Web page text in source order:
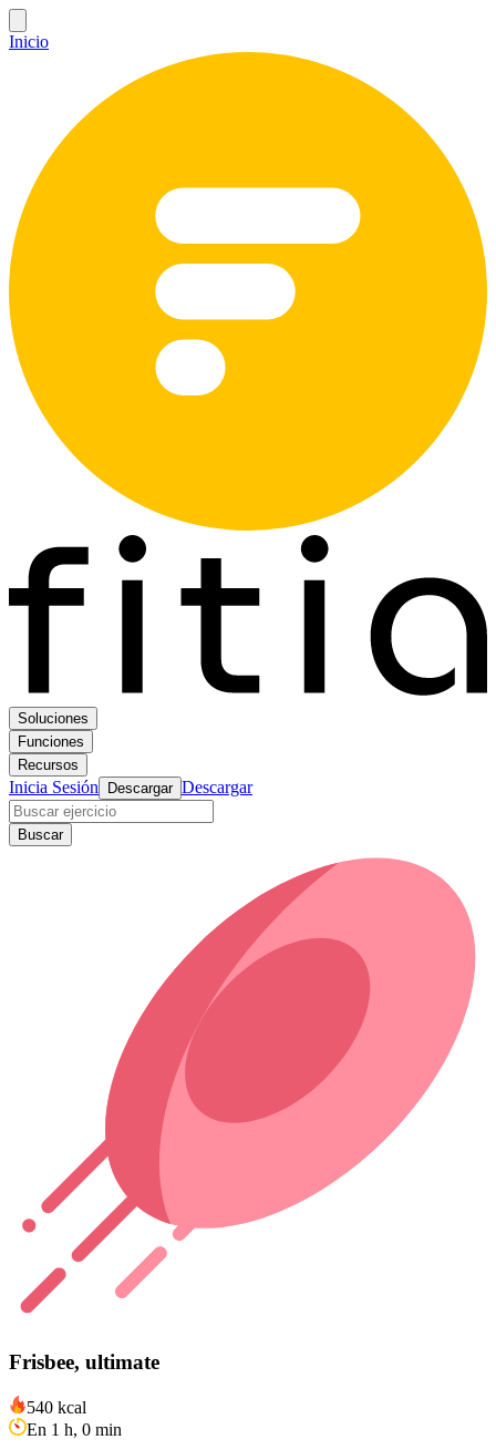
Inicio
Soluciones
Funciones
Recursos
Inicia Sesión Descargar Descargar
Buscar
Frisbee, ultimate
540 kcal
En 1 h, 0 min